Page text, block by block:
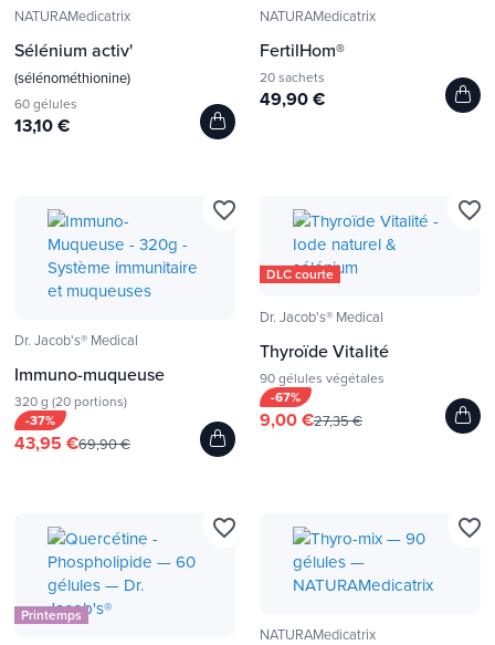
NATURAMedicatrix
Sélénium activ'
(sélénométhionine)
60 gélules
13,10 €
NATURAMedicatrix
FertilHom®
20 sachets
49,90 €
Dr. Jacob's® Medical
Immuno-muqueuse
320 g (20 portions)
-37%
43,95 €69,90 €
favorite_border
DLC courte
Dr. Jacob's® Medical
Thyroïde Vitalité
90 gélules végétales
-67%
9,00 €27,35 €
favorite_border
Printemps
favorite_border
NATURAMedicatrix
favorite_border